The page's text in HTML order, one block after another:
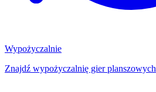
Wypożyczalnie
Znajdź wypożyczalnię gier planszowych